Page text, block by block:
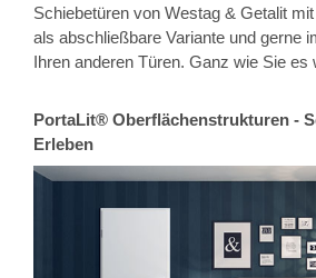
Schiebetüren von Westag & Getalit
als abschließbare Variante und gerne
Ihren anderen Türen. Ganz wie Sie es
PortaLit® Oberflächenstrukturen -
Erleben